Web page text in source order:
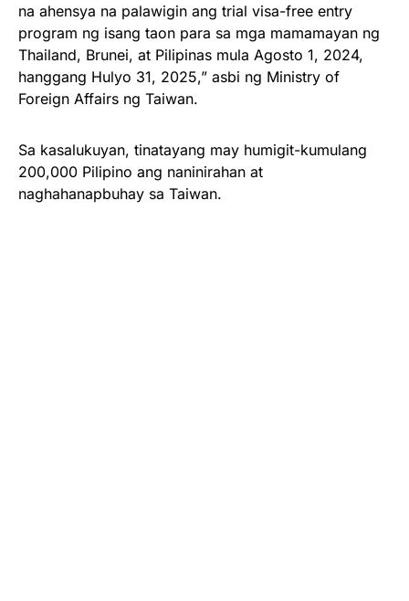
na ahensya na palawigin ang trial visa-free entry
program ng isang taon para sa mga mamamayan ng
Thailand, Brunei, at Pilipinas mula Agosto 1, 2024,
hanggang Hulyo 31, 2025,” asbi ng Ministry of
Foreign Affairs ng Taiwan.
Sa kasalukuyan, tinatayang may humigit-kumulang
200,000 Pilipino ang naninirahan at
naghahanapbuhay sa Taiwan.